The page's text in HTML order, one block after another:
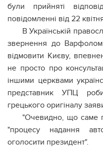
були прийняті
повідомленні від 22
В Українській
звернення до
відмовити Києву,
не просто про
іншими церквами
представник УПЦ
грецького оригіналу
"Очевидно, що саме
"процесу надання
оголосити президент".